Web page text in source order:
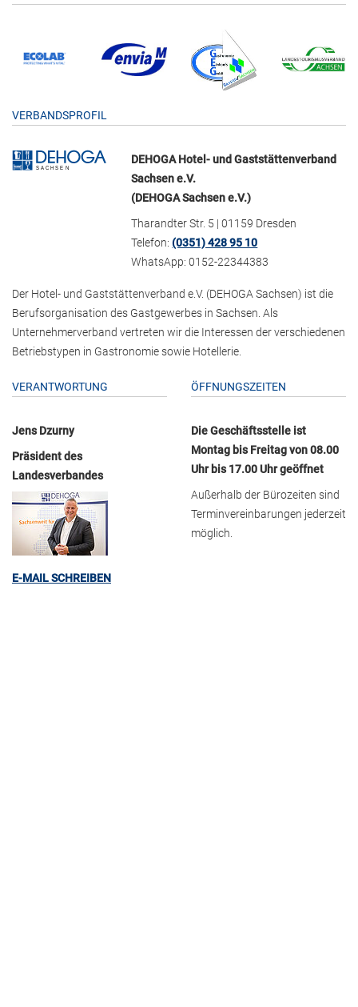
VERBANDSPROFIL
DEHOGA Hotel- und Gaststättenverband
Sachsen e.V.
(DEHOGA Sachsen e.V.)
Tharandter Str. 5 | 01159 Dresden
Telefon:(0351) 428 95 10
WhatsApp: 0152-22344383
Der Hotel- und Gaststättenverband e.V. (DEHOGA Sachsen) ist die
Berufsorganisation des Gastgewerbes in Sachsen. Als
Unternehmerverband vertreten wir die Interessen der verschiedenen
Betriebstypen in Gastronomie sowie Hotellerie.
VERANTWORTUNG
Jens Dzurny
Präsident des
Landesverbandes
E-MAIL SCHREIBEN
ÖFFNUNGSZEITEN
Die Geschäftsstelle ist
Montag bis Freitag von 08.00
Uhr bis 17.00 Uhr geöffnet
Außerhalb der Bürozeiten sind
Terminvereinbarungen jederzeit
möglich.